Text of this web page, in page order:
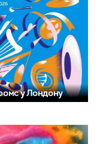
у Лондону